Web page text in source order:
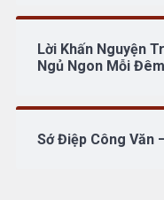
Lời Khấn Nguyện
Ngủ Ngon Mỗi Đêm
Sớ Điệp Công Văn